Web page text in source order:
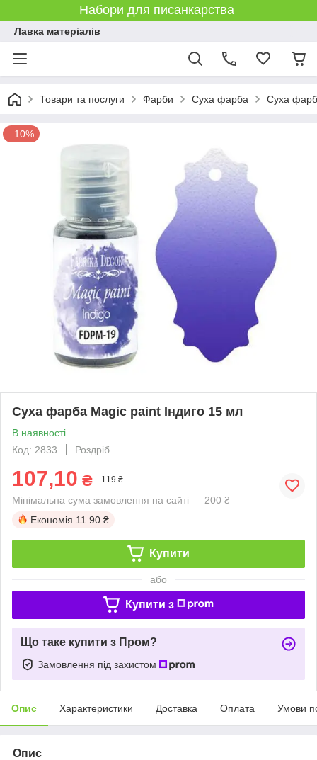
Набори для писанкарства
Лавка матеріалів
Товари та послуги Фарби Суха фарба Суха
–10%
Суха фарба Magic paint Індиго 15 мл
В наявності
Код: 2833
Роздріб
107,10 ₴ 119 ₴
Мінімальна сума замовлення на сайті — 200 ₴
Економія 11.90 ₴
Купити
або
Купити з
Що таке купити з Пром?
Замовлення під захистом
Опис Характеристики Доставка Оплата Умови
Опис